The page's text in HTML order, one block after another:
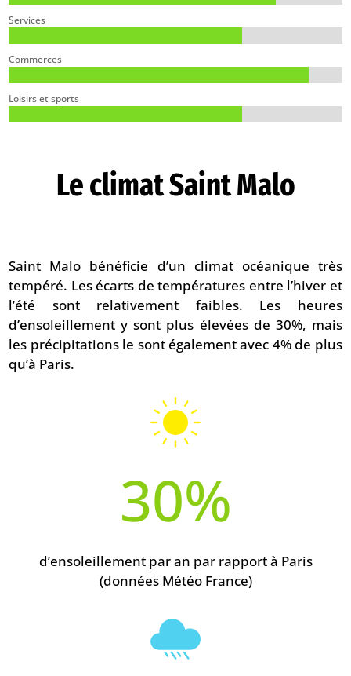
Services
Commerces
Loisirs et sports
Le climat Saint Malo
Saint Malo bénéficie d’un climat océanique très
tempéré. Les écarts de températures entre l’hiver et
l’été sont relativement faibles. Les heures
d’ensoleillement y sont plus élevées de 30%, mais
les précipitations le sont également avec 4% de plus
qu’à Paris.
30%
d’ensoleillement par an par rapport à Paris
(données Météo France)